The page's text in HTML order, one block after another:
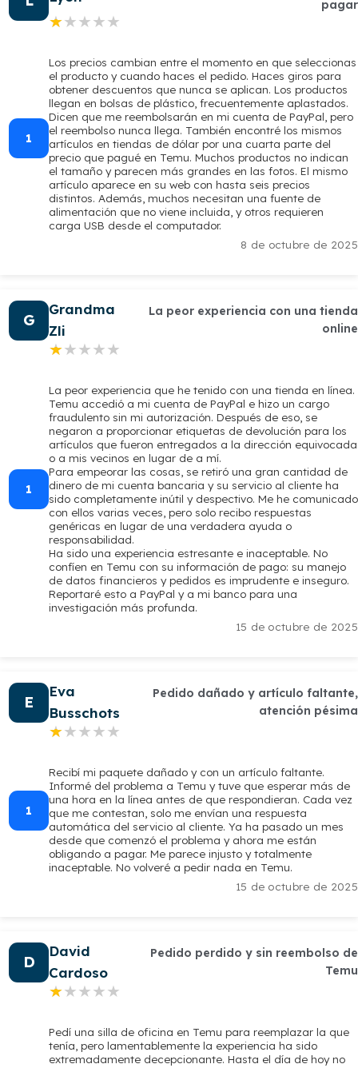
1
pagar
★★★★★
★★★★★
Los precios cambian entre el momento en que seleccionas
el producto y cuando haces el pedido. Haces giros para
obtener descuentos que nunca se aplican. Los productos
llegan en bolsas de plástico, frecuentemente aplastados.
Dicen que me reembolsarán en mi cuenta de PayPal, pero
el reembolso nunca llega. También encontré los mismos
artículos en tiendas de dólar por una cuarta parte del
precio que pagué en Temu. Muchos productos no indican
el tamaño y parecen más grandes en las fotos. El mismo
artículo aparece en su web con hasta seis precios
distintos. Además, muchos necesitan una fuente de
alimentación que no viene incluida, y otros requieren
carga USB desde el computador.
8 de octubre de 2025
G
1
Grandma
Zli
La peor experiencia con una tienda
online
★★★★★
★★★★★
La peor experiencia que he tenido con una tienda en línea.
Temu accedió a mi cuenta de PayPal e hizo un cargo
fraudulento sin mi autorización. Después de eso, se
negaron a proporcionar etiquetas de devolución para los
artículos que fueron entregados a la dirección equivocada
o a mis vecinos en lugar de a mí.
Para empeorar las cosas, se retiró una gran cantidad de
dinero de mi cuenta bancaria y su servicio al cliente ha
sido completamente inútil y despectivo. Me he comunicado
con ellos varias veces, pero solo recibo respuestas
genéricas en lugar de una verdadera ayuda o
responsabilidad.
Ha sido una experiencia estresante e inaceptable. No
confíen en Temu con su información de pago: su manejo
de datos financieros y pedidos es imprudente e inseguro.
Reportaré esto a PayPal y a mi banco para una
investigación más profunda.
15 de octubre de 2025
E
1
Eva
Busschots
Pedido dañado y artículo faltante,
atención pésima
★★★★★
★★★★★
Recibí mi paquete dañado y con un artículo faltante.
Informé del problema a Temu y tuve que esperar más de
una hora en la línea antes de que respondieran. Cada vez
que me contestan, solo me envían una respuesta
automática del servicio al cliente. Ya ha pasado un mes
desde que comenzó el problema y ahora me están
obligando a pagar. Me parece injusto y totalmente
inaceptable. No volveré a pedir nada en Temu.
15 de octubre de 2025
D
David
Cardoso
Pedido perdido y sin reembolso de
Temu
★★★★★
★★★★★
Pedí una silla de oficina en Temu para reemplazar la que
tenía, pero lamentablemente la experiencia ha sido
extremadamente decepcionante. Hasta el día de hoy no